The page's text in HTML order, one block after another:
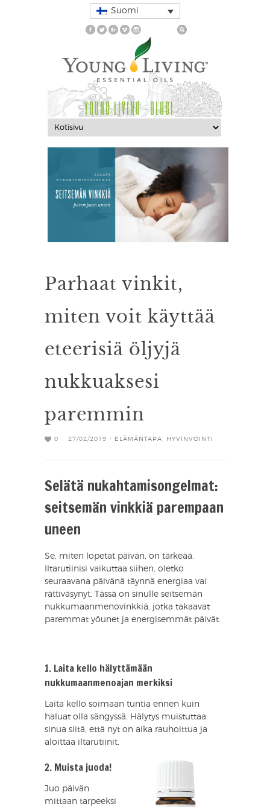
Suomi
YOUNG LIVING -BLOGI
Parhaat vinkit,
miten voit käyttää
eteerisiä öljyjä
nukkuaksesi
paremmin
0 27/02/2019 - ELÄMÄNTAPA HYVINVOINTI
Selätä nukahtamisongelmat:
seitsemän vinkkiä parempaan
uneen
Se, miten lopetat päivän, on tärkeää.
Iltarutiinisi vaikuttaa siihen, oletko
seuraavana päivänä täynnä energiaa vai
rättiväsynyt. Tässä on sinulle seitsemän
nukkumaanmenovinkkiä, jotka takaavat
paremmat yöunet ja energisemmät päivät.
1. Laita kello hälyttämään
nukkumaanmenoajan merkiksi
Laita kello soimaan tuntia ennen kuin
haluat olla sängyssä. Hälytys muistuttaa
sinua siitä, että nyt on aika rauhoittua ja
aloittaa iltarutiinit.
2. Muista juoda!
Juo päivän
mittaan tarpeeksi